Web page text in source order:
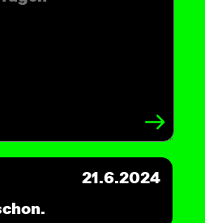
21.6.2024